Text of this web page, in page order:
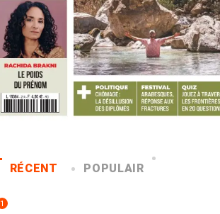
RÉCENT POPULAIR
1